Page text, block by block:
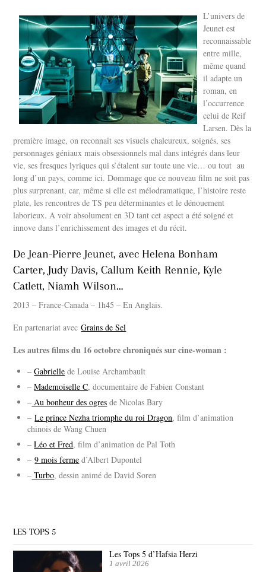
L’univers de
Jeunet est
reconnaissable
entre mille,
même quand
il adapte un
roman, en
l’occurrence
celui de Reif
Larsen. Dès la
première image, on reconnaît ses visuels chaleureux, soignés, ses
personnages géniaux mais obsessionnels mal dans intégrés dans leur
vie, ses fresques lyriques qui s’étalent sur toute une vie… ou tout au
long d’un pays, comme ici. Dommage que ce nouveau film ne soit pas
plus surprenant, car, même si elle est mélodramatique, l’histoire reste
plate, les rencontres de TS peu déterminantes et le dénouement
laborieux. A voir absolument en 3D tant cet aspect a été soigné et
innove dans l’enrichissement des images et du récit.
De Jean-Pierre Jeunet, avec Helena Bonham
Carter, Judy Davis, Callum Keith Rennie, Kyle
Catlett, Niamh Wilson…
2013 – France-Canada – 1h45 – En Anglais.
En partenariat avecGrains de Sel
Les autres films du 16 octobre chroniqués sur cine-woman :
–Gabrielle de Louise Archambault
–Mademoiselle C, documentaire de Fabien Constant
– Au bonheur des ogres de Nicolas Bary
–Le prince Nezha triomphe du roi Dragon, film d’animation
chinois de Wang Chuen
–Léo et Fred, film d’animation de Pal Toth
–9 mois ferme d’Albert Dupontel
– Turbo, dessin animé de David Soren
LES TOPS 5
Les Tops 5 d’Hafsia Herzi
1 avril 2026